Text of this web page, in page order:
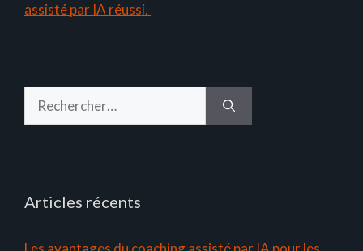
assisté par IA réussi.
Articles récents